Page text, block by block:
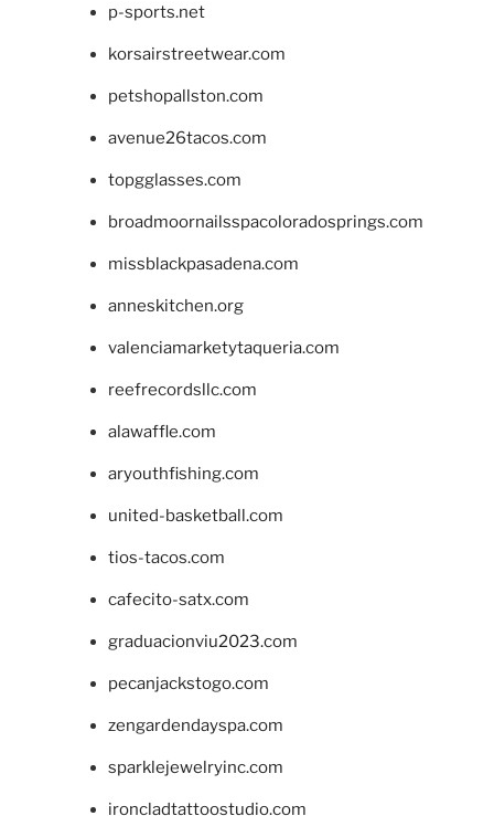
p-sports.net
korsairstreetwear.com
petshopallston.com
avenue26tacos.com
topgglasses.com
broadmoornailsspacoloradosprings.com
missblackpasadena.com
anneskitchen.org
valenciamarketytaqueria.com
reefrecordsllc.com
alawaffle.com
aryouthfishing.com
united-basketball.com
tios-tacos.com
cafecito-satx.com
graduacionviu2023.com
pecanjackstogo.com
zengardendayspa.com
sparklejewelryinc.com
ironcladtattoostudio.com